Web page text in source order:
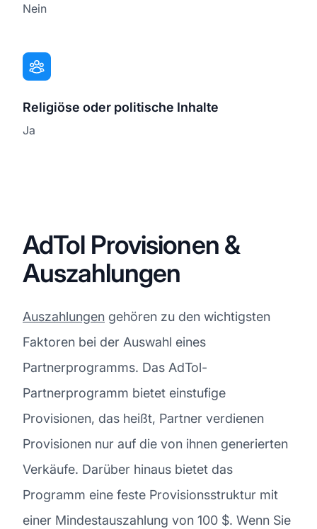
Nein
Religiöse oder politische Inhalte
Ja
AdTol Provisionen &
Auszahlungen
Auszahlungen gehören zu den wichtigsten
Faktoren bei der Auswahl eines
Partnerprogramms. Das AdTol-
Partnerprogramm bietet einstufige
Provisionen, das heißt, Partner verdienen
Provisionen nur auf die von ihnen generierten
Verkäufe. Darüber hinaus bietet das
Programm eine feste Provisionsstruktur mit
einer Mindestauszahlung von 100 $. Wenn Sie